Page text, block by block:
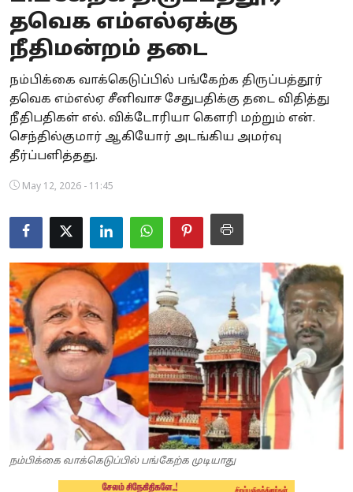
Business
Crime
Tamilnadu
National
World
Spirituality
Weather
Politics
தவெக எம்எல்ஏக்கு
நீதிமன்றம் தடை
நம்பிக்கை வாக்கெடுப்பில் பங்கேற்க திருப்பத்தூர்
தவெக எம்எல்ஏ சீனிவாச சேதுபதிக்கு தடை விதித்து
நீதிபதிகள் எல். விக்டோரியா கௌரி மற்றும் என்.
செந்தில்குமார் ஆகியோர் அடங்கிய அமர்வு
தீர்ப்பளித்தது.
May 12, 2026 - 11:45
நம்பிக்கை வாக்கெடுப்பில் பங்கேற்க முடியாது